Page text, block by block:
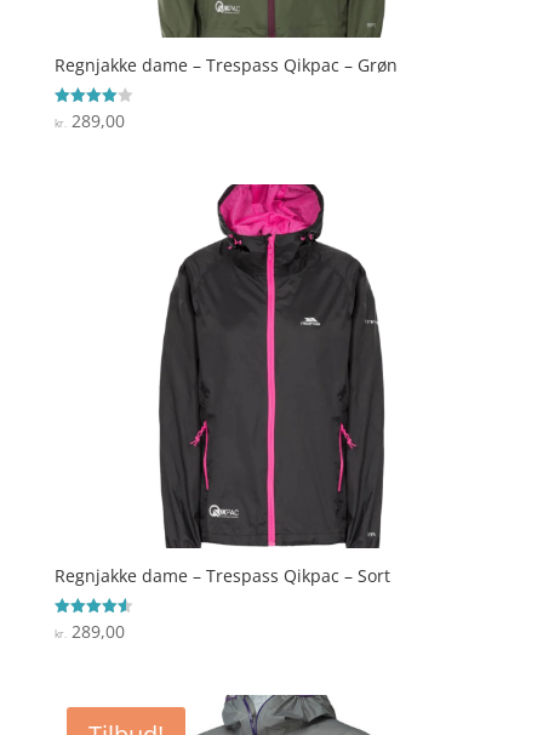
Regnjakke dame – Trespass Qikpac – Grøn
Vurderet
4
kr. 289,00
Regnjakke dame – Trespass Qikpac – Sort
Vurderet
4.6
kr. 289,00